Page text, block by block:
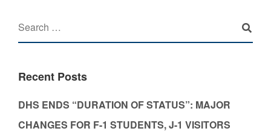
Recent Posts
DHS ENDS “DURATION OF STATUS”: MAJOR
CHANGES FOR F-1 STUDENTS, J-1 VISITORS